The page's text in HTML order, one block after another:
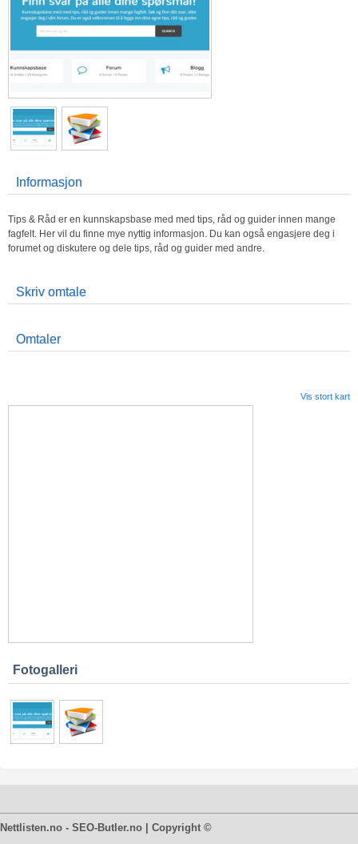
Informasjon
Tips & Råd er en kunnskapsbase med med tips, råd og guider innen mange
fagfelt. Her vil du finne mye nyttig informasjon. Du kan også engasjere deg i
forumet og diskutere og dele tips, råd og guider med andre.
Skriv omtale
Omtaler
Vis stort kart
Fotogalleri
Nettlisten.no - SEO-Butler.no | Copyright ©